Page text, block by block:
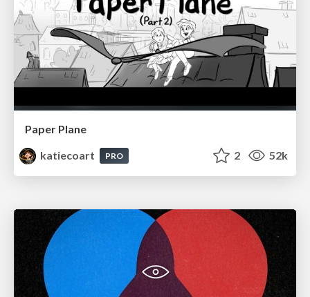
Paper Plane
katiecoart
PRO 2 52k